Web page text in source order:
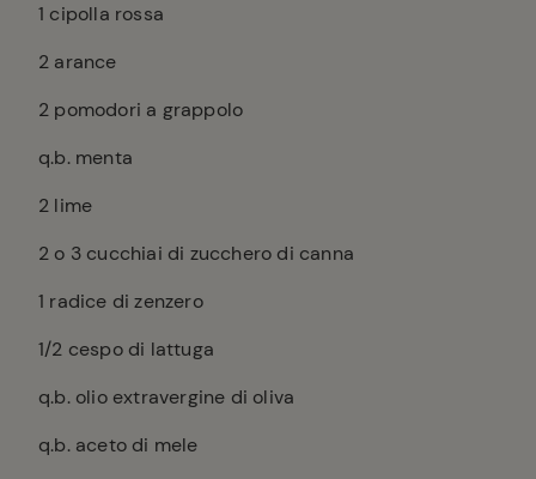
1 cipolla rossa
2 arance
2 pomodori a grappolo
q.b. menta
2 lime
2 o 3 cucchiai di zucchero di canna
1 radice di zenzero
1/2 cespo di lattuga
q.b. olio extravergine di oliva
q.b. aceto di mele